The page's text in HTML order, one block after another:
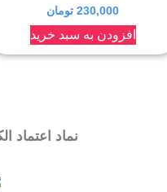
230,000 تومان
افزودن به سبد خرید
نماد اعتماد